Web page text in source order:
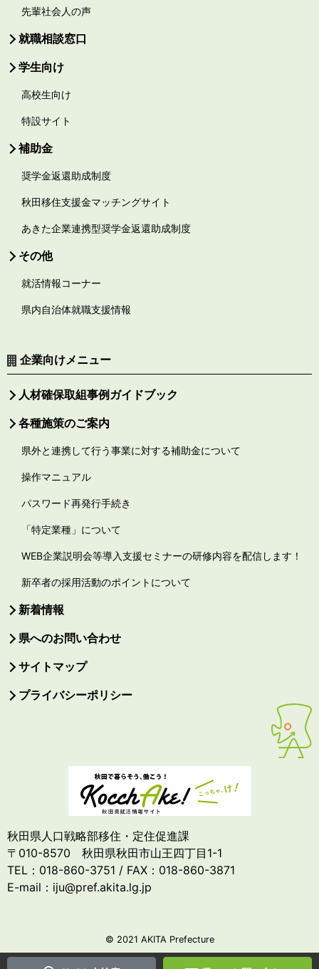
先輩社会人の声
就職相談窓口
学生向け
高校生向け
特設サイト
補助金
奨学金返還助成制度
秋田移住支援金マッチングサイト
あきた企業連携型奨学金返還助成制度
その他
就活情報コーナー
県内自治体就職支援情報
企業向けメニュー
人材確保取組事例ガイドブック
各種施策のご案内
県外と連携して行う事業に対する補助金について
操作マニュアル
パスワード再発行手続き
「特定業種」について
WEB企業説明会等導入支援セミナーの研修内容を配信します！
新卒者の採用活動のポイントについて
新着情報
県へのお問い合わせ
サイトマップ
プライバシーポリシー
秋田県人口戦略部移住・定住促進課
〒010-8570 秋田県秋田市山王四丁目1-1
TEL：018-860-3751 / FAX：018-860-3871
E-mail：iju@pref.akita.lg.jp
© 2021 AKITA Prefecture